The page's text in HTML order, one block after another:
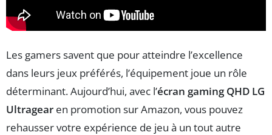
Les gamers savent que pour atteindre l’excellence
dans leurs jeux préférés, l’équipement joue un rôle
déterminant. Aujourd’hui, avec l’écran gaming QHD LG
Ultragear en promotion sur Amazon, vous pouvez
rehausser votre expérience de jeu à un tout autre